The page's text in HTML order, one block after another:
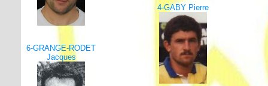
4-GABY Pierre
6-GRANGE-RODET
Jacques